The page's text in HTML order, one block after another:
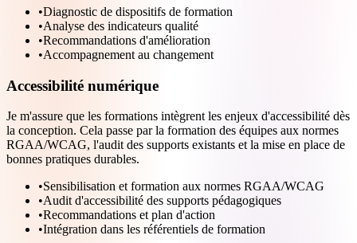
•Diagnostic de dispositifs de formation
•Analyse des indicateurs qualité
•Recommandations d'amélioration
•Accompagnement au changement
Accessibilité numérique
Je m'assure que les formations intègrent les enjeux d'accessibilité dès
la conception. Cela passe par la formation des équipes aux normes
RGAA/WCAG, l'audit des supports existants et la mise en place de
bonnes pratiques durables.
•Sensibilisation et formation aux normes RGAA/WCAG
•Audit d'accessibilité des supports pédagogiques
•Recommandations et plan d'action
•Intégration dans les référentiels de formation